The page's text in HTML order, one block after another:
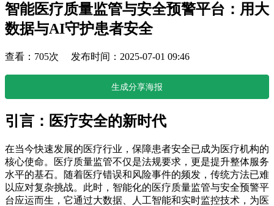
智能医疗质量监管与安全预警平台：用大
数据与AI守护患者安全
查看：705次 发布时间：2025-07-01 09:46
生成分享海报
引言：医疗安全的新时代
在当今快速发展的医疗行业，保障患者安全已成为医疗机构的
核心使命。医疗质量监管不仅是法规要求，更是提升整体服务
水平的基石。随着医疗错误和风险事件的频发，传统方法已难
以应对复杂挑战。此时，智能化的医疗质量监管与安全预警平
台应运而生，它通过大数据、人工智能和实时监控技术，为医